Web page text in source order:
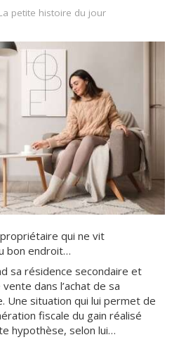
petite histoire du jour
propriétaire qui ne vit
bon endroit…
sa résidence secondaire et
dans l’achat de sa
Une situation qui lui permet de
fiscale du gain réalisé
hypothèse, selon lui…